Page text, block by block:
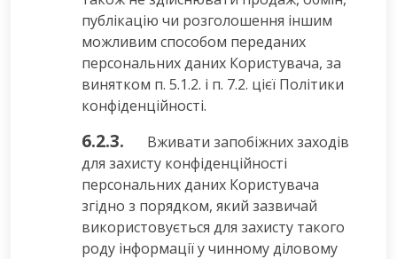
публікацію чи розголошення іншим
можливим способом переданих
персональних даних Користувача, за
винятком п. 5.1.2. і п. 7.2. цієї Політики
конфіденційності.
6.2.3.
Вживати запобіжних заходів
для захисту конфіденційності
персональних даних Користувача
згідно з порядком, який зазвичай
використовується для захисту такого
роду інформації у чинному діловому